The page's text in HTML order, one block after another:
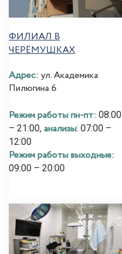
ФИЛИАЛ В
ЧЕРЁМУШКАХ
Адрес: ул. Академика
Пилюгина 6
Режим работы пн-пт: 08:00
– 21:00, анализы: 07:00 –
12:00
Режим работы выходные:
09:00 – 20:00